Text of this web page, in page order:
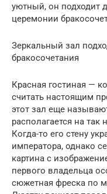
уютный, он подходит
церемонии
Зеркальный зал
бракосочетания
Красная гостиная —
считать настоящим
этот зал еще
располагается на
Когда-то его стену
императора, однако
картина с
первого владельца
сюжетная фреска по